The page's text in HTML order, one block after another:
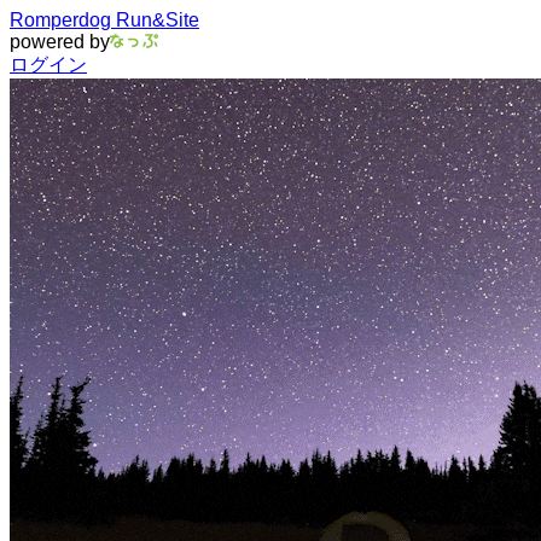
Romperdog Run&Site
powered by
ログイン